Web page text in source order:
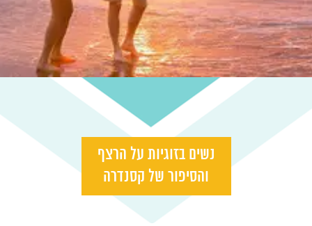
נשים בזוגיות על הרצף
והסיפור של קסנדרה